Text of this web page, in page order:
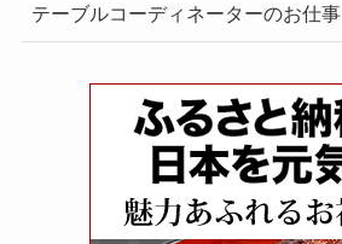
テーブルコーディネーターのお仕事